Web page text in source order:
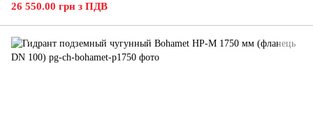
26 550.00 грн з ПДВ